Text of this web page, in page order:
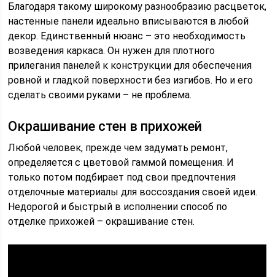
Благодаря такому широкому разнообразию расцветок,
настенные панели идеально вписываются в любой
декор. Единственный нюанс – это необходимость
возведения каркаса. Он нужен для плотного
прилегания панелей к конструкции для обеспечения
ровной и гладкой поверхности без изгибов. Но и его
сделать своими руками – не проблема.
Окрашивание стен в прихожей
Любой человек, прежде чем задумать ремонт,
определяется с цветовой гаммой помещения. И
только потом подбирает под свои предпочтения
отделочные материалы для воссоздания своей идеи.
Недорогой и быстрый в исполнении способ по
отделке прихожей – окрашивание стен.